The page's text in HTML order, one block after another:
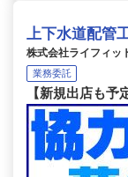
上下水道配管
株式会社ライフィッ
業務委託
【新規出店も予